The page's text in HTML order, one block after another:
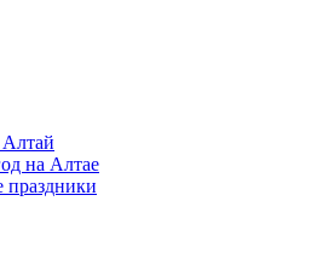
на Алтае
праздники